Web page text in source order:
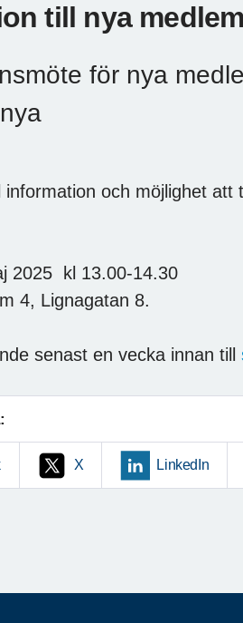
till nya
för nya
information och möjlighet att
2025 kl 13.00-14.30
4, Lignagatan 8.
senast en vecka innan till
X LinkedIn